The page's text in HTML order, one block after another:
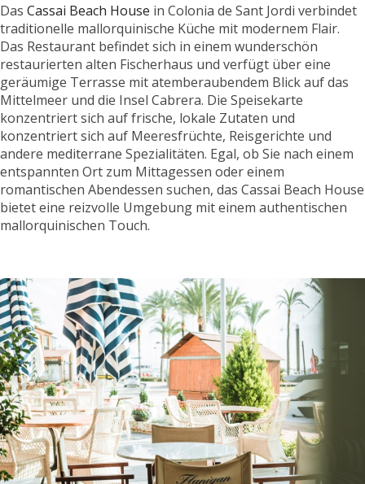
Das Cassai Beach House in Colonia de Sant Jordi verbindet
traditionelle mallorquinische Küche mit modernem Flair.
Das Restaurant befindet sich in einem wunderschön
restaurierten alten Fischerhaus und verfügt über eine
geräumige Terrasse mit atemberaubendem Blick auf das
Mittelmeer und die Insel Cabrera. Die Speisekarte
konzentriert sich auf frische, lokale Zutaten und
konzentriert sich auf Meeresfrüchte, Reisgerichte und
andere mediterrane Spezialitäten. Egal, ob Sie nach einem
entspannten Ort zum Mittagessen oder einem
romantischen Abendessen suchen, das Cassai Beach House
bietet eine reizvolle Umgebung mit einem authentischen
mallorquinischen Touch.